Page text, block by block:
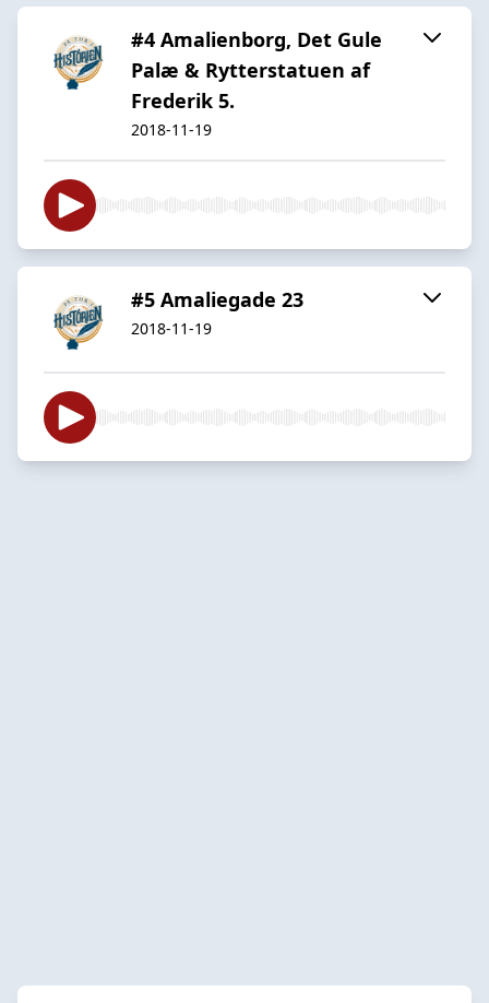
#4 Amalienborg, Det Gule
Palæ & Rytterstatuen af
Frederik 5.
2018-11-19
#5 Amaliegade 23
2018-11-19